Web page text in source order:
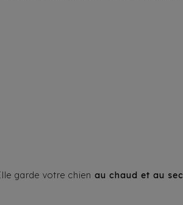
garde votre chien au chaud et au sec